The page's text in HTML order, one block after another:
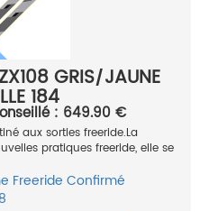
GRIS/JAUNE
184
: 649.90 €
aux sorties freeride.La
pratiques freeride, elle se
Freeride Confirmé